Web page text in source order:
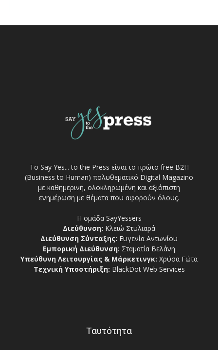
Το Say Yes... to the Press είναι το πρώτο free Β2Η
(Business to Human) πολυθεματικό Digital Magazino
με καθημερινή, ολοκληρωμένη και αξιόπιστη
ενημέρωση με θέματα που αφορούν όλους.
Η ομάδα SayYessers
Διεύθυνση: Κλειώ Στυλιαρά
Διεύθυνση Σύνταξης: Ευγενία Αντωνίου
Εμπορική Διεύθυνση: Σταματία Βελάνη
Υπεύθυνη Λειτουργίας & Μάρκετινγκ: Χρύσα Γώτα
Τεχνική Υποστήριξη: BlackDot Web Services
Ταυτότητα